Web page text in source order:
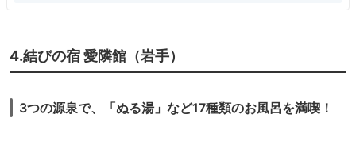
4.結びの宿 愛隣館（岩手）
3つの源泉で、「ぬる湯」など17種類のお風呂を満喫！